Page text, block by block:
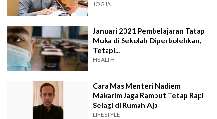
JOGJA
Januari 2021 Pembelajaran Tatap
Muka di Sekolah Diperbolehkan,
Tetapi...
HEALTH
Cara Mas Menteri Nadiem
Makarim Jaga Rambut Tetap Rapi
Selagi di Rumah Aja
LIFESTYLE